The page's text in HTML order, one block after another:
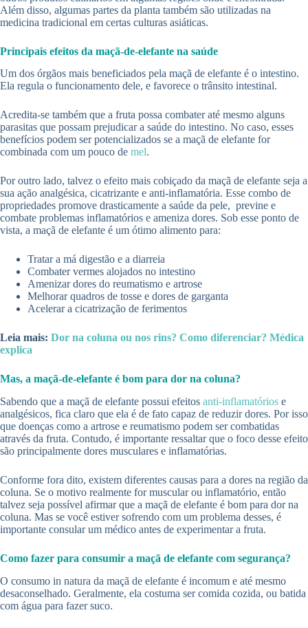
Além disso, algumas partes da planta também são utilizadas na
medicina tradicional em certas culturas asiáticas.
Principais efeitos da maçã-de-elefante na saúde
Um dos órgãos mais beneficiados pela maçã de elefante é o intestino.
Ela regula o funcionamento dele, e favorece o trânsito intestinal.
Acredita-se também que a fruta possa combater até mesmo alguns
parasitas que possam prejudicar a saúde do intestino. No caso, esses
benefícios podem ser potencializados se a maçã de elefante for
combinada com um pouco de mel.
Por outro lado, talvez o efeito mais cobiçado da maçã de elefante seja a
sua ação analgésica, cicatrizante e anti-inflamatória. Esse combo de
propriedades promove drasticamente a saúde da pele, previne e
combate problemas inflamatórios e ameniza dores. Sob esse ponto de
vista, a maçã de elefante é um ótimo alimento para:
Tratar a má digestão e a diarreia
Combater vermes alojados no intestino
Amenizar dores do reumatismo e artrose
Melhorar quadros de tosse e dores de garganta
Acelerar a cicatrização de ferimentos
Leia mais: Dor na coluna ou nos rins? Como diferenciar? Médica
explica
Mas, a maçã-de-elefante é bom para dor na coluna?
Sabendo que a maçã de elefante possui efeitos anti-inflamatórios e
analgésicos, fica claro que ela é de fato capaz de reduzir dores. Por isso
que doenças como a artrose e reumatismo podem ser combatidas
através da fruta. Contudo, é importante ressaltar que o foco desse efeito
são principalmente dores musculares e inflamatórias.
Conforme fora dito, existem diferentes causas para a dores na região da
coluna. Se o motivo realmente for muscular ou inflamatório, então
talvez seja possível afirmar que a maçã de elefante é bom para dor na
coluna. Mas se você estiver sofrendo com um problema desses, é
importante consular um médico antes de experimentar a fruta.
Como fazer para consumir a maçã de elefante com segurança?
O consumo in natura da maçã de elefante é incomum e até mesmo
desaconselhado. Geralmente, ela costuma ser comida cozida, ou batida
com água para fazer suco.